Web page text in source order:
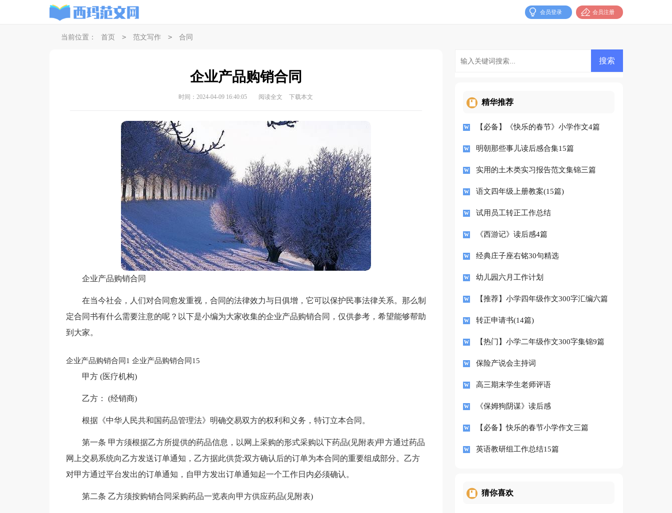
会员登录 会员注册
当前位置： 首页 > 范文写作 > 合同
企业产品购销合同
时间：2024-04-09 16:40:05 阅读全文 下载本文
企业产品购销合同
在当今社会，人们对合同愈发重视，合同的法律效力与日俱增，它可以保护民事法律关系。那么制
定合同书有什么需要注意的呢？以下是小编为大家收集的企业产品购销合同，仅供参考，希望能够帮助
到大家。
企业产品购销合同1
甲方 (医疗机构)
乙方： (经销商)
根据《中华人民共和国药品管理法》明确交易双方的权利和义务，特订立本合同。
第一条 甲方须根据乙方所提供的药品信息，以网上采购的形式采购以下药品(见附表)甲方通过药品
网上交易系统向乙方发送订单通知，乙方据此供货;双方确认后的订单为本合同的重要组成部分。乙方
对甲方通过平台发出的订单通知，自甲方发出订单通知起一个工作日内必须确认。
第二条 乙方须按购销合同采购药品一览表向甲方供应药品(见附表)
企业产品购销合同15
精华推荐
【必备】《快乐的春节》小学作文4篇
明朝那些事儿读后感合集15篇
实用的土木类实习报告范文集锦三篇
语文四年级上册教案(15篇)
试用员工转正工作总结
《西游记》读后感4篇
经典庄子座右铭30句精选
幼儿园六月工作计划
【推荐】小学四年级作文300字汇编六篇
转正申请书(14篇)
【热门】小学二年级作文300字集锦9篇
保险产说会主持词
高三期末学生老师评语
《保姆狗阴谋》读后感
【必备】快乐的春节小学作文三篇
英语教研组工作总结15篇
猜你喜欢